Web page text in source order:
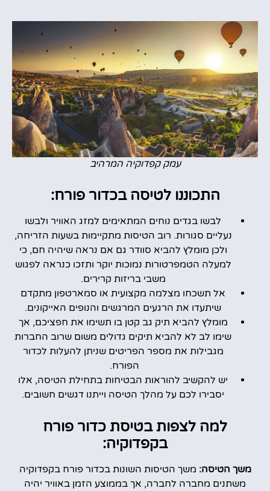
עמק קפדוקיה המרהיב
התכוננו לטיסה בכדור פורח:
לבשו בגדים נוחים המתאימים למזג האוויר ולבשו
נעליים סגורות. רוב הטיסות מתקיימות בשעות הזריחה,
ולכן מומלץ להביא סוודר גם אם נראה שיהיה חם, כי
למעלה הטמפרטורות נמוכות יוקר ותזכו כנראה לפגוש
משבי בריזות קרירים.
אל תשכחו מצלמה מקצועית או סמארטפון מתקדם
שיתעדו את הרגעים המרגשים והנופים האייקונים.
מומלץ להביא תיק גב קטן בו תשימו את חפציכם, אך
שימו לב לא להביא תיקים גדולים משום שרוב החברות
מגבילות את מספר הפריטים שניתן להעלות לכדור
הפורח.
יש להקשיב להוראות הבטיחות בתחילת הטיסה, אלו
יסבירו לכם על מהלך הטיסה וייתנו דגשים חשובים.
למה לצפות בטיסת כדור פורח
בקפדוקיה:
משך הטיסה: משך הטיסות השונות בכדור פורח בקפדוקיה
משתנים מחברה לחברה, אך בממוצע הזמן באוויר יהיה